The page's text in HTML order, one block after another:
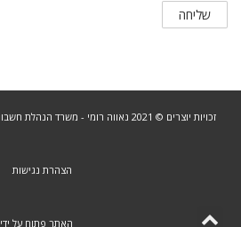
שליחה
זכויות יוצרים © 2021 נאווה רומי - משרד הנהלת חשבונות בהרצליה |
הצהרת נגישות
האתר פתוח על ידי TBW